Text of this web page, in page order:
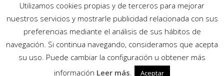
Utilizamos cookies propias y de terceros para mejorar
nuestros servicios y mostrarle publicidad relacionada con sus
preferencias mediante el análisis de sus hábitos de
navegación. Si continua navegando, consideramos que acepta
su uso. Puede cambiar la configuración u obtener más
información Leer más. Aceptar